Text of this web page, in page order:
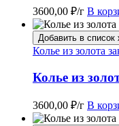
3600,00 ₽/г В
Добавить в список
Колье из золота
Колье из
3600,00 ₽/г В